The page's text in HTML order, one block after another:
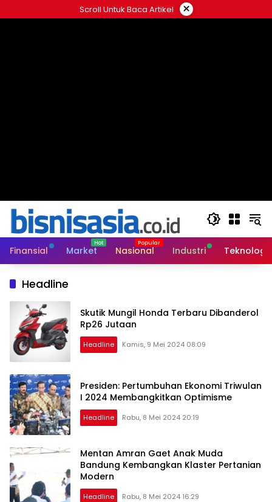
ke
Scroll Untuk Baca Artikel ×
Finansial Market Nasional Industri Teknologi
Headline
Skutik Mungil Honda Terbaru Dibanderol
Rp26 Jutaan
Headline Kamis, 9 Mei 2024 08:09
Presiden: Pertumbuhan Ekonomi Triwulan
I 2024 Membangkitkan Optimisme
Headline Rabu, 8 Mei 2024 20:19
Mentan Amran Gaet Anak Muda
Bandung Kembangkan Klaster Pertanian
Modern
Headline Rabu, 8 Mei 2024 16:29